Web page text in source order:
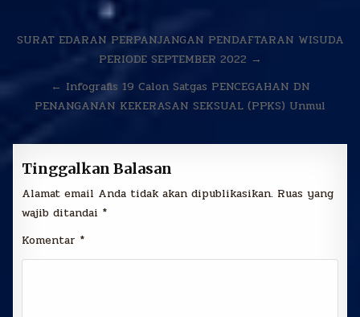
Navigasi
SURAT EDARAN PERPANJANGAN PENDAFTARAN WISUDA
PERIODE SEPTEMBER 2022 →
← Infografis 19 Calon Satgas PENCEGAHAN DN
PENANGANAN KEKERASAN SEKSUAL (PPKS) Unmul
Tinggalkan Balasan
Alamat email Anda tidak akan dipublikasikan. Ruas yang
wajib ditandai *
Komentar *